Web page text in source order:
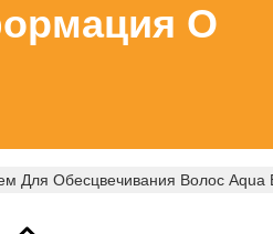
О
Для Обесцвечивания Волос